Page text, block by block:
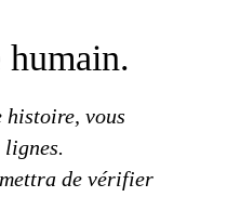
humain.
histoire, vous
lignes.
de vérifier